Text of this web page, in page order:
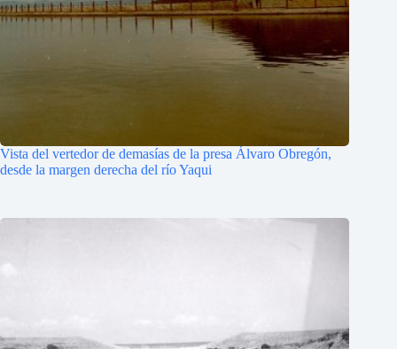
Vista del vertedor de demasías de la presa Álvaro Obregón,
desde la margen derecha del río Yaqui